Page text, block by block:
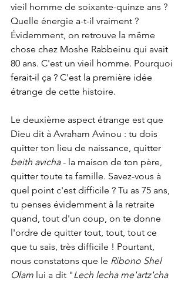
vieil homme de soixante-quinze ans ?
Quelle énergie a-t-il vraiment ?
Évidemment, on retrouve la même
chose chez Moshe Rabbeinu qui avait
80 ans. C'est un vieil homme. Pourquoi
ferait-il ça ? C'est la première idée
étrange de cette histoire.
Le deuxième aspect étrange est que
Dieu dit à Avraham Avinou : tu dois
quitter ton lieu de naissance, quitter
beith avicha - la maison de ton père,
quitter toute ta famille. Savez-vous à
quel point c'est difficile ? Tu as 75 ans,
tu penses évidemment à la retraite
quand, tout d'un coup, on te donne
l'ordre de quitter tout, tout, tout ce
que tu sais, très difficile ! Pourtant,
nous constatons que le Ribono Shel
Olam lui a dit " Lech lecha me'artz'cha